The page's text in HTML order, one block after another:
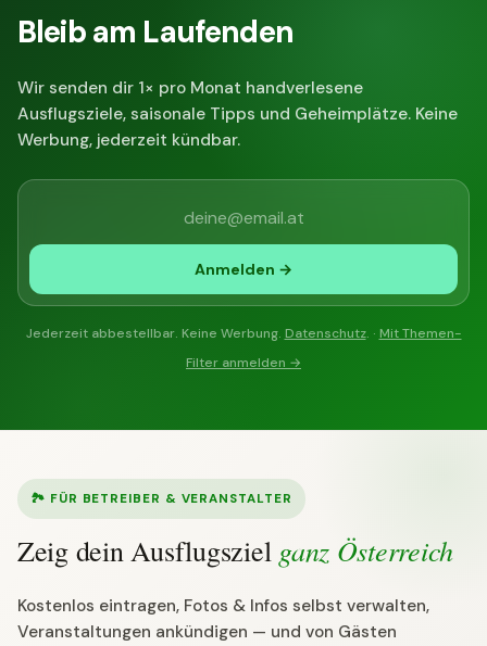
Bleib am Laufenden
Wir senden dir 1× pro Monat handverlesene
Ausflugsziele, saisonale Tipps und Geheimplätze. Keine
Werbung, jederzeit kündbar.
Anmelden →
Jederzeit abbestellbar. Keine Werbung. Datenschutz. · Mit Themen-
Filter anmelden →
🏞 FÜR BETREIBER & VERANSTALTER
Zeig dein Ausflugsziel ganz Österreich
Kostenlos eintragen, Fotos & Infos selbst verwalten,
Veranstaltungen ankündigen — und von Gästen